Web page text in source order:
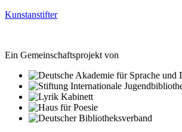
Kunstanstifter
Ein Gemeinschaftsprojekt von